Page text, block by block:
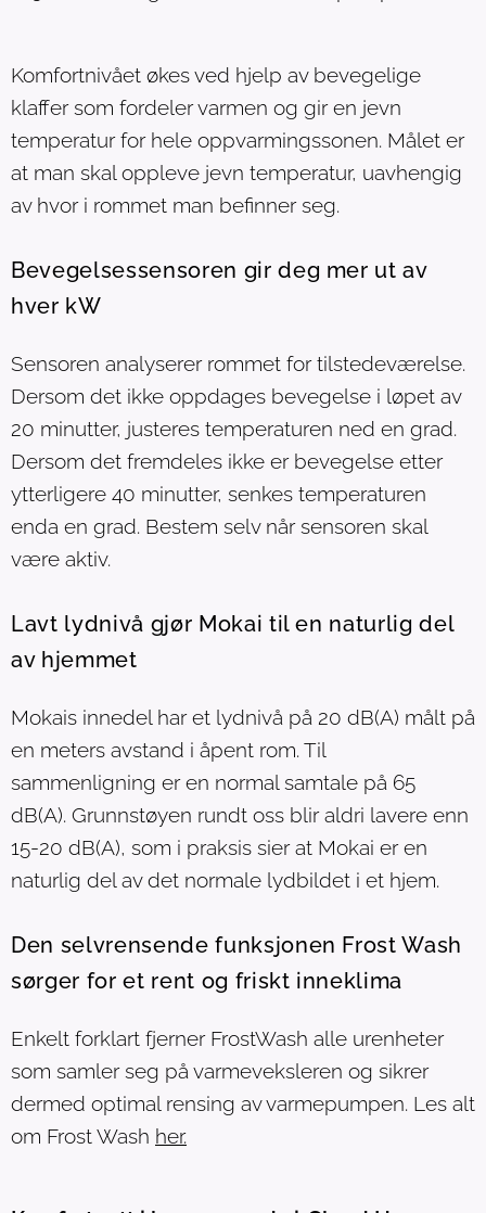
Komfortnivået økes ved hjelp av bevegelige
klaffer som fordeler varmen og gir en jevn
temperatur for hele oppvarmingssonen. Målet er
at man skal oppleve jevn temperatur, uavhengig
av hvor i rommet man befinner seg.
Bevegelsessensoren gir deg mer ut av
hver kW
Sensoren analyserer rommet for tilstedeværelse.
Dersom det ikke oppdages bevegelse i løpet av
20 minutter, justeres temperaturen ned en grad.
Dersom det fremdeles ikke er bevegelse etter
ytterligere 40 minutter, senkes temperaturen
enda en grad. Bestem selv når sensoren skal
være aktiv.
Lavt lydnivå gjør Mokai til en naturlig del
av hjemmet
Mokais innedel har et lydnivå på 20 dB(A) målt på
en meters avstand i åpent rom. Til
sammenligning er en normal samtale på 65
dB(A). Grunnstøyen rundt oss blir aldri lavere enn
15-20 dB(A), som i praksis sier at Mokai er en
naturlig del av det normale lydbildet i et hjem.
Den selvrensende funksjonen Frost Wash
sørger for et rent og friskt inneklima
Enkelt forklart fjerner FrostWash alle urenheter
som samler seg på varmeveksleren og sikrer
dermed optimal rensing av varmepumpen. Les alt
om Frost Wash her.